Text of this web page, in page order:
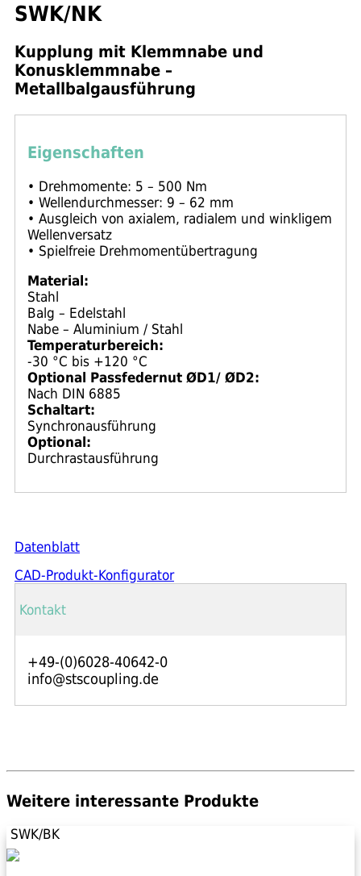
SWK/NK
Kupplung mit Klemmnabe und
Konusklemmnabe –
Metallbalgausführung
Eigenschaften
• Drehmomente: 5 – 500 Nm
• Wellendurchmesser: 9 – 62 mm
• Ausgleich von axialem, radialem und winkligem
Wellenversatz
• Spielfreie Drehmomentübertragung
Material:
Stahl
Balg – Edelstahl
Nabe – Aluminium / Stahl
Temperaturbereich:
-30 °C bis +120 °C
Optional Passfedernut ØD1/ ØD2:
Nach DIN 6885
Schaltart:
Synchronausführung
Optional:
Durchrastausführung
Datenblatt
CAD-Produkt-Konfigurator
Kontakt
+49-(0)6028-40642-0
info@stscoupling.de
Weitere interessante Produkte
SWK/BK